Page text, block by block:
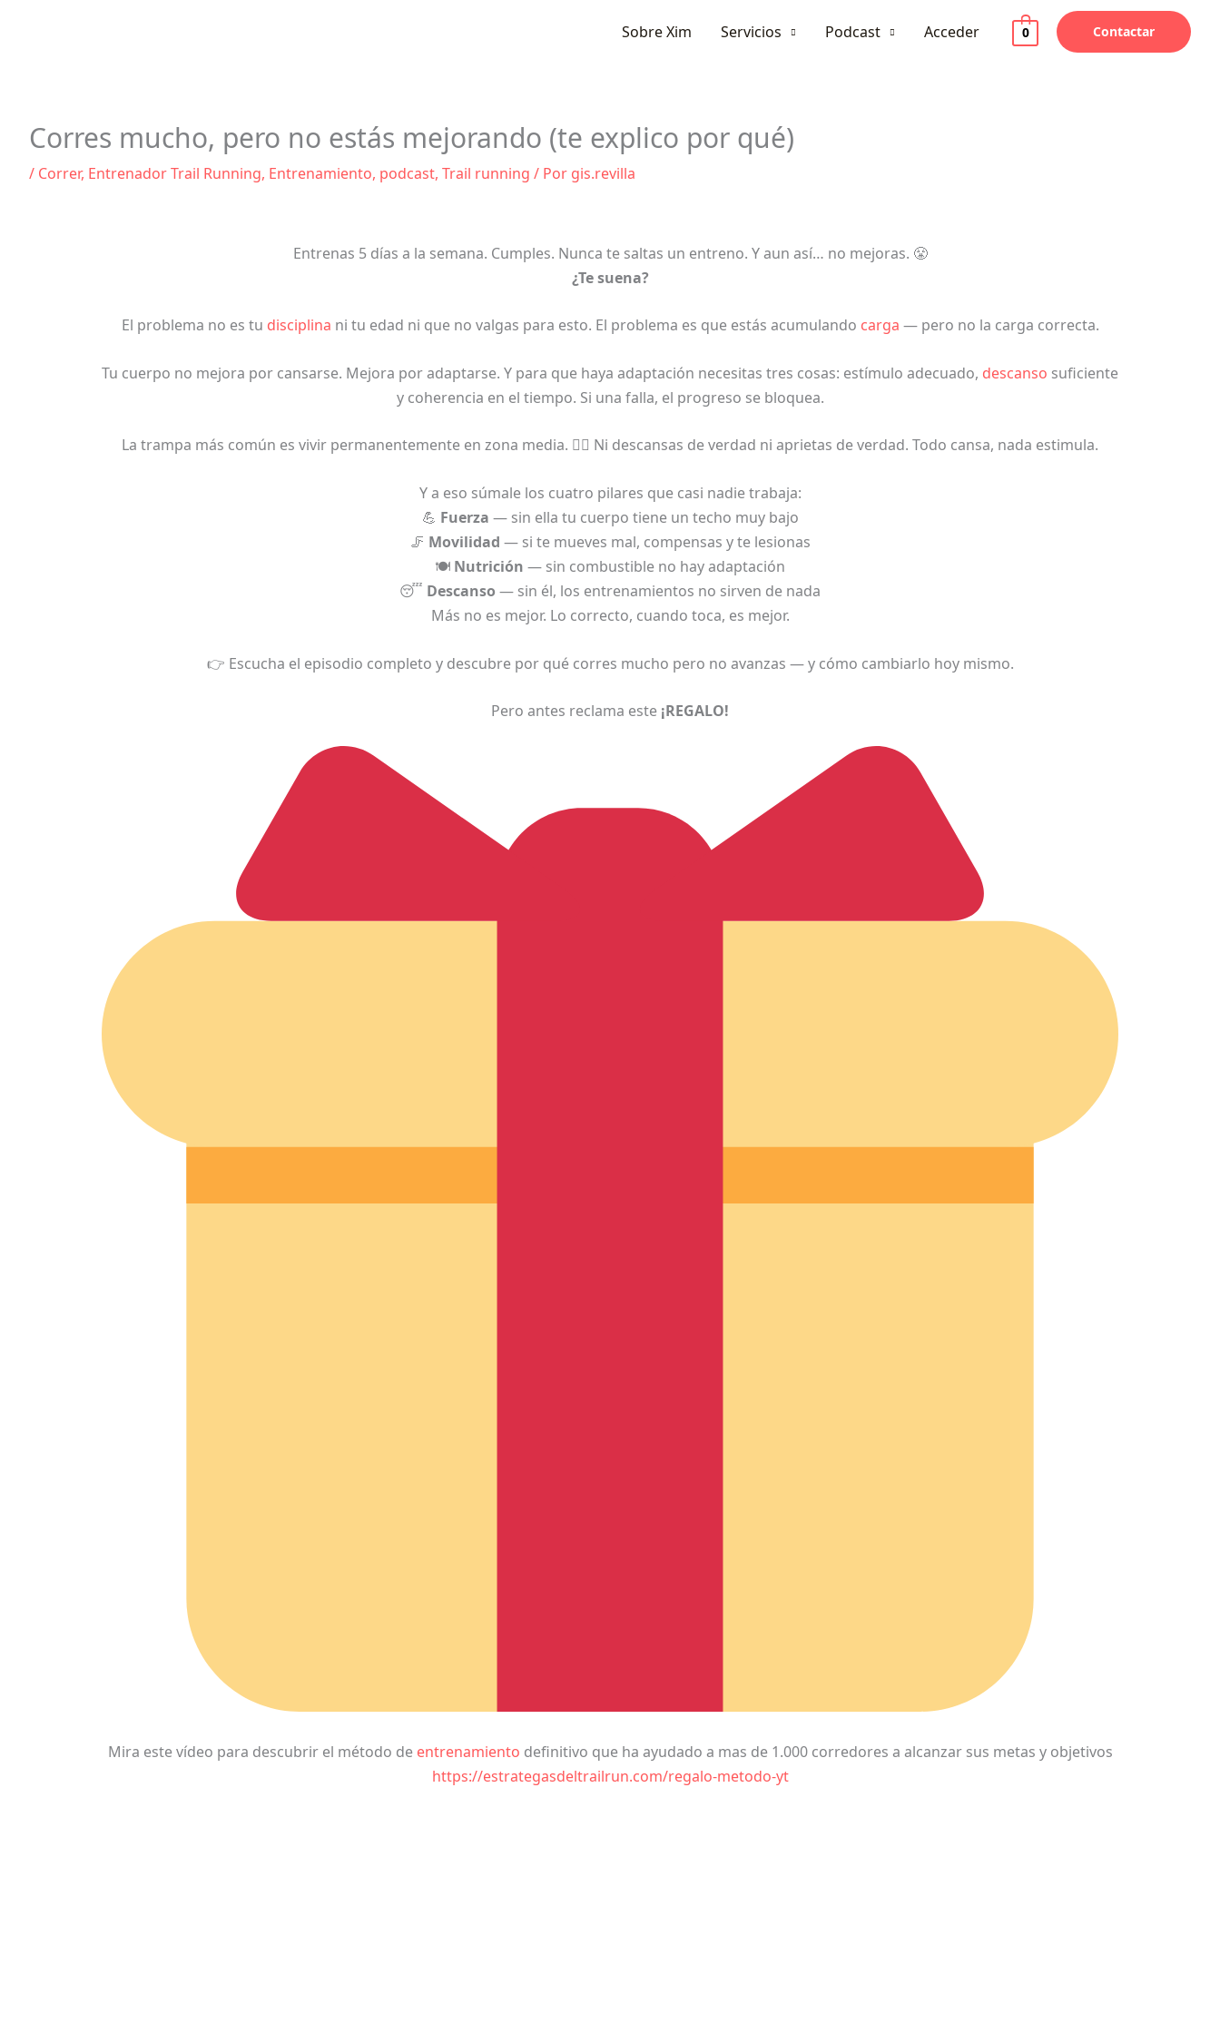
Sobre Xim Servicios Podcast Acceder 0 Contactar
Corres mucho, pero no estás mejorando (te explico por qué)
/ Correr, Entrenador Trail Running, Entrenamiento, podcast, Trail running / Por gis.revilla
Entrenas 5 días a la semana. Cumples. Nunca te saltas un entreno. Y aun así… no mejoras. 😤
¿Te suena?
El problema no es tu disciplina ni tu edad ni que no valgas para esto. El problema es que estás acumulando carga — pero no la carga correcta.
Tu cuerpo no mejora por cansarse. Mejora por adaptarse. Y para que haya adaptación necesitas tres cosas: estímulo adecuado, descanso suficiente
y coherencia en el tiempo. Si una falla, el progreso se bloquea.
La trampa más común es vivir permanentemente en zona media. 😵‍💫 Ni descansas de verdad ni aprietas de verdad. Todo cansa, nada estimula.
Y a eso súmale los cuatro pilares que casi nadie trabaja:
💪 Fuerza — sin ella tu cuerpo tiene un techo muy bajo
🦵 Movilidad — si te mueves mal, compensas y te lesionas
🍽️ Nutrición — sin combustible no hay adaptación
😴 Descanso — sin él, los entrenamientos no sirven de nada
Más no es mejor. Lo correcto, cuando toca, es mejor.
👉 Escucha el episodio completo y descubre por qué corres mucho pero no avanzas — y cómo cambiarlo hoy mismo.
Pero antes reclama este ¡REGALO!
Mira este vídeo para descubrir el método de entrenamiento definitivo que ha ayudado a mas de 1.000 corredores a alcanzar sus metas y objetivos
https://estrategasdeltrailrun.com/regalo-metodo-yt